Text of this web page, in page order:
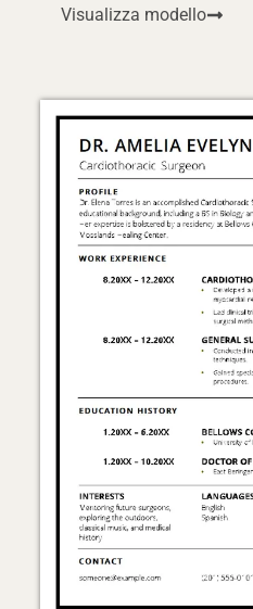
Visualizza modello